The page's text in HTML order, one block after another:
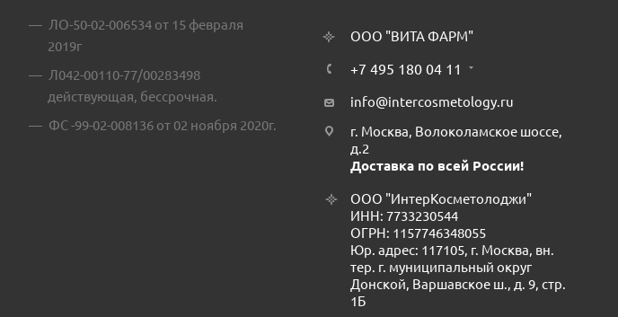
ЛО-50-02-006534 от 15 февраля
2019г
Л042-00110-77/00283498
действующая, бессрочная.
ФС -99-02-008136 от 02 ноября 2020г.
ООО "ВИТА ФАРМ"
+7 495 180 04 11
info@intercosmetology.ru
г. Москва, Волоколамское шоссе,
д.2
Доставка по всей России!
ООО "ИнтерКосметолоджи"
ИНН: 7733230544
ОГРН: 1157746348055
Юр. адрес: 117105, г. Москва, вн.
тер. г. муниципальный округ
Донской, Варшавское ш., д. 9, стр.
1Б